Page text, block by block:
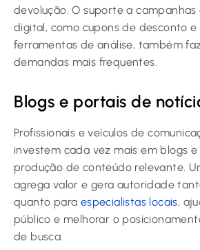
devolução. O suporte a
digital, como cupons de desconto
ferramentas de análise, também
demandas mais frequentes.
Blogs e portais de
Profissionais e veículos de
investem cada vez mais em blogs
produção de conteúdo relevante.
agrega valor e gera autoridade
quanto para especialistas locais,
público e melhorar o
de busca.